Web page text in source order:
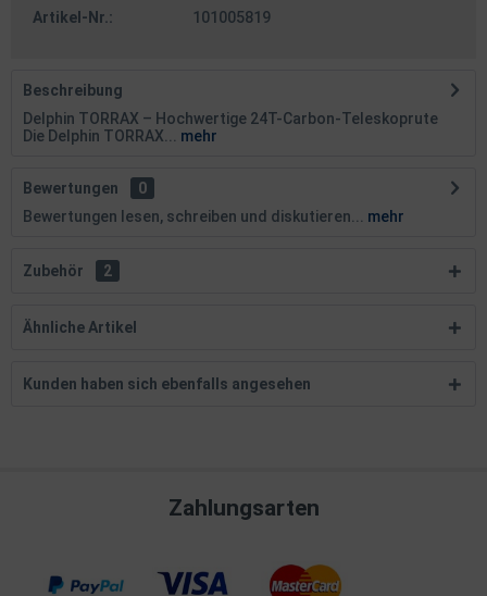
Artikel-Nr.: 101005819
Beschreibung
Delphin TORRAX – Hochwertige 24T-Carbon-Teleskoprute
Die Delphin TORRAX...
mehr
Bewertungen
0
Bewertungen lesen, schreiben und diskutieren...
mehr
Zubehör 2
Ähnliche Artikel
Kunden haben sich ebenfalls angesehen
Zahlungsarten